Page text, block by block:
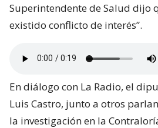
Superintendente de Salud dijo
existido conflicto de interés”.
En diálogo con La Radio, el
Luis Castro, junto a otros
la investigación en la